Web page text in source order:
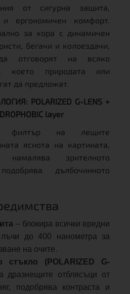
от сигурна защита,
ергономичен комфорт.
за хора с динамичен
бегачи и колоездачи,
отговорят на всяко
което природата или
да предложат.
POLARIZED G-LENS +
layer
филтър на лещите
яснота на картината,
намалява зрителното
дълбочинното
– блокира всички вредни
до 400 нанометра за
на очите.
стъкло (POLARIZED G-
дразнещите отблясъци от
подобрява контраста и